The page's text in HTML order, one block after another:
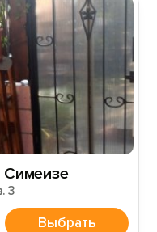
Симеизе
3
Выбрать